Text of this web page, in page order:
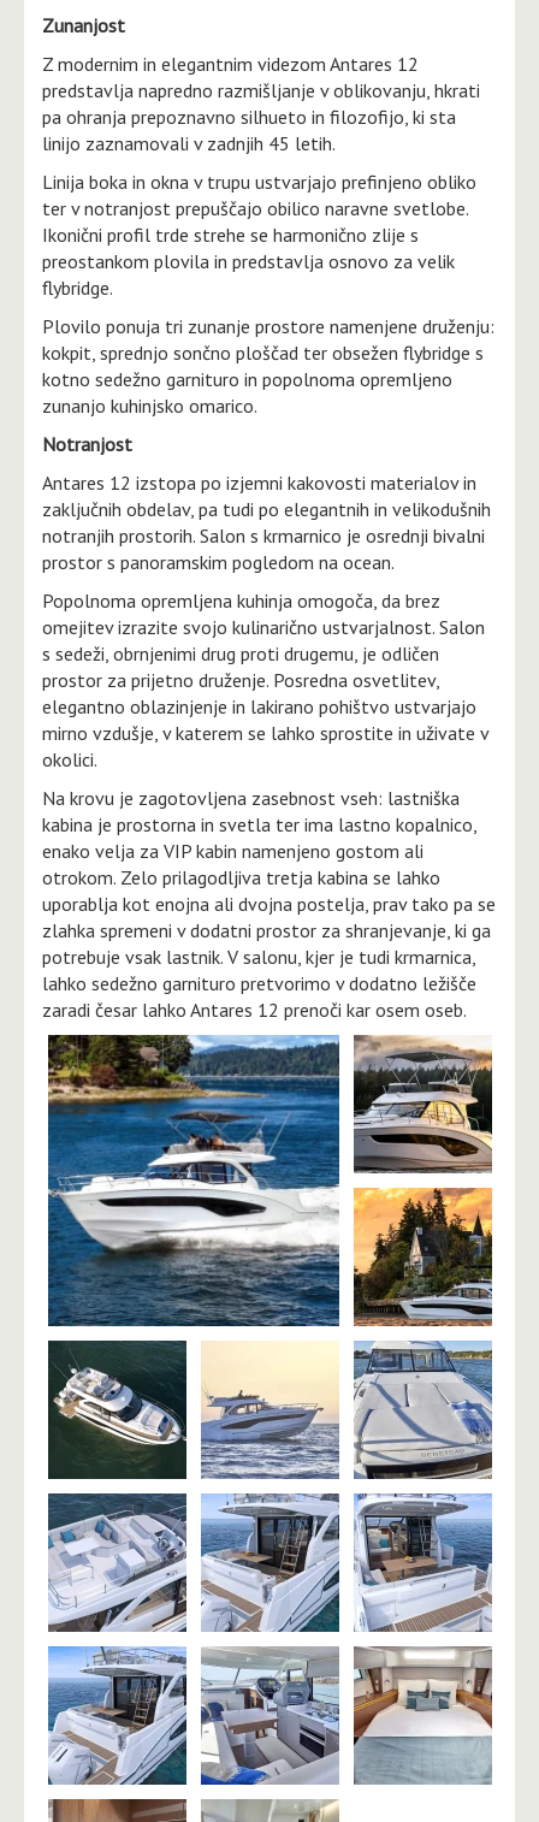
Zunanjost
Z modernim in elegantnim videzom Antares 12
predstavlja napredno razmišljanje v oblikovanju, hkrati
pa ohranja prepoznavno silhueto in filozofijo, ki sta
linijo zaznamovali v zadnjih 45 letih.
Linija boka in okna v trupu ustvarjajo prefinjeno obliko
ter v notranjost prepuščajo obilico naravne svetlobe.
Ikonični profil trde strehe se harmonično zlije s
preostankom plovila in predstavlja osnovo za velik
flybridge.
Plovilo ponuja tri zunanje prostore namenjene druženju:
kokpit, sprednjo sončno ploščad ter obsežen flybridge s
kotno sedežno garnituro in popolnoma opremljeno
zunanjo kuhinjsko omarico.
Notranjost
Antares 12 izstopa po izjemni kakovosti materialov in
zaključnih obdelav, pa tudi po elegantnih in velikodušnih
notranjih prostorih. Salon s krmarnico je osrednji bivalni
prostor s panoramskim pogledom na ocean.
Popolnoma opremljena kuhinja omogoča, da brez
omejitev izrazite svojo kulinarično ustvarjalnost. Salon
s sedeži, obrnjenimi drug proti drugemu, je odličen
prostor za prijetno druženje. Posredna osvetlitev,
elegantno oblazinjenje in lakirano pohištvo ustvarjajo
mirno vzdušje, v katerem se lahko sprostite in uživate v
okolici.
Na krovu je zagotovljena zasebnost vseh: lastniška
kabina je prostorna in svetla ter ima lastno kopalnico,
enako velja za VIP kabin namenjeno gostom ali
otrokom. Zelo prilagodljiva tretja kabina se lahko
uporablja kot enojna ali dvojna postelja, prav tako pa se
zlahka spremeni v dodatni prostor za shranjevanje, ki ga
potrebuje vsak lastnik. V salonu, kjer je tudi krmarnica,
lahko sedežno garnituro pretvorimo v dodatno ležišče
zaradi česar lahko Antares 12 prenoči kar osem oseb.